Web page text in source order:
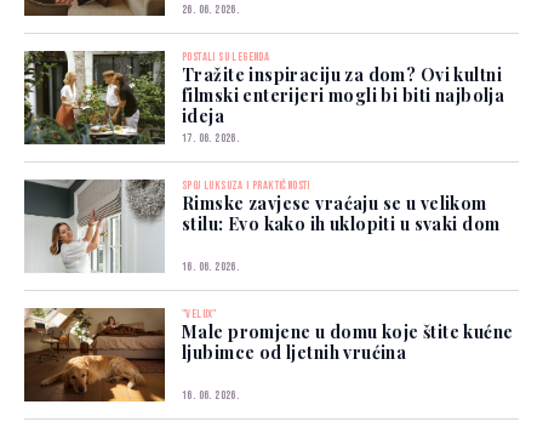
26. 06. 2026.
POSTALI SU LEGENDA
Tražite inspiraciju za dom? Ovi kultni
filmski enterijeri mogli bi biti najbolja
ideja
17. 06. 2026.
SPOJ LUKSUZA I PRAKTIČNOSTI
Rimske zavjese vraćaju se u velikom
stilu: Evo kako ih uklopiti u svaki dom
16. 06. 2026.
"VELUX"
Male promjene u domu koje štite kućne
ljubimce od ljetnih vrućina
16. 06. 2026.